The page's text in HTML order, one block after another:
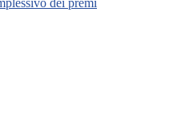
dei premi